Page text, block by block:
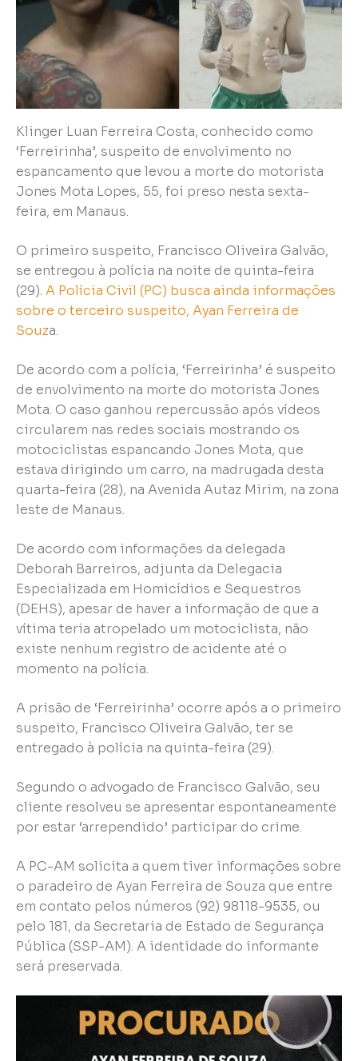
Klinger Luan Ferreira Costa, conhecido como
‘Ferreirinha’, suspeito de envolvimento no
espancamento que levou a morte do motorista
Jones Mota Lopes, 55, foi preso nesta sexta-
feira, em Manaus.
O primeiro suspeito, Francisco Oliveira Galvão,
se entregou à polícia na noite de quinta-feira
(29). A Polícia Civil (PC) busca ainda informações
sobre o terceiro suspeito, Ayan Ferreira de
Souza.
De acordo com a polícia, ‘Ferreirinha’ é suspeito
de envolvimento na morte do motorista Jones
Mota. O caso ganhou repercussão após vídeos
circularem nas redes sociais mostrando os
motociclistas espancando Jones Mota, que
estava dirigindo um carro, na madrugada desta
quarta-feira (28), na Avenida Autaz Mirim, na zona
leste de Manaus.
De acordo com informações da delegada
Deborah Barreiros, adjunta da Delegacia
Especializada em Homicídios e Sequestros
(DEHS), apesar de haver a informação de que a
vítima teria atropelado um motociclista, não
existe nenhum registro de acidente até o
momento na polícia.
A prisão de ‘Ferreirinha’ ocorre após a o primeiro
suspeito, Francisco Oliveira Galvão, ter se
entregado à polícia na quinta-feira (29).
Segundo o advogado de Francisco Galvão, seu
cliente resolveu se apresentar espontaneamente
por estar ‘arrependido’ participar do crime.
A PC-AM solicita a quem tiver informações sobre
o paradeiro de Ayan Ferreira de Souza que entre
em contato pelos números (92) 98118-9535, ou
pelo 181, da Secretaria de Estado de Segurança
Pública (SSP-AM). A identidade do informante
será preservada.